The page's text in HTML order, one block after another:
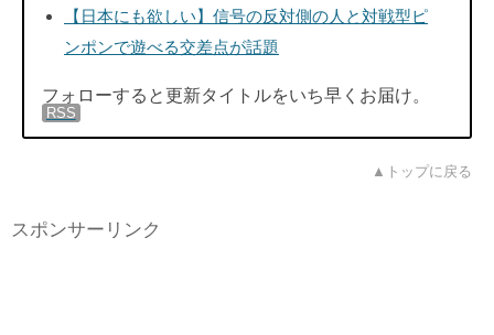
【日本にも欲しい】信号の反対側の人と対戦型ピ
ンポンで遊べる交差点が話題
フォローすると更新タイトルをいち早くお届け。
RSS
▲トップに戻る
スポンサーリンク